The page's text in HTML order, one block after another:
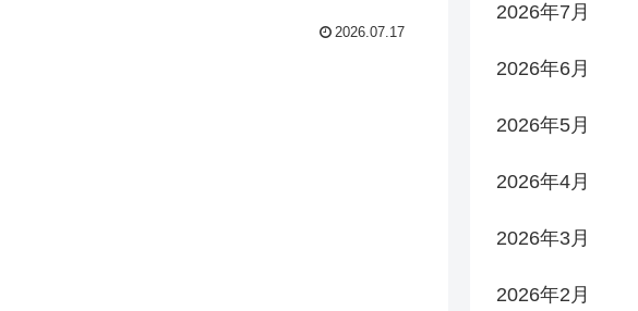
2026.07.17
2026年7月
2026年6月
2026年5月
2026年4月
2026年3月
2026年2月